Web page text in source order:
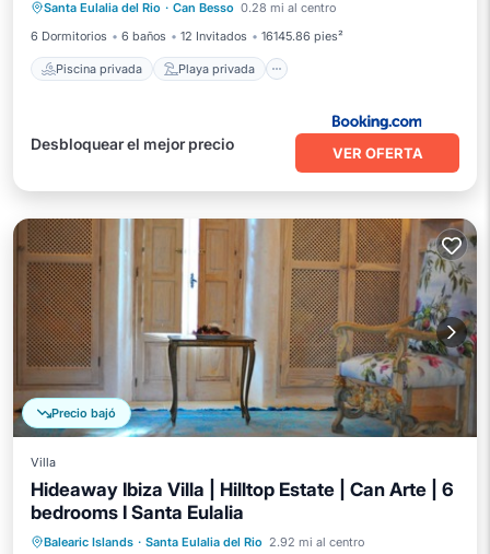
Santa Eulalia del Rio · Can Besso 0.28 mi al centro
6 Dormitorios
6 baños 12 Invitados 16145.86 pies²
Piscina privada Playa privada
Frente al mar
Bañera de hidromasaje
Desbloquear el mejor precio
VER OFERTA
Precio bajó
Villa
Hideaway Ibiza Villa | Hilltop Estate | Can Arte | 6
bedrooms I Santa Eulalia
Balearic Islands · Santa Eulalia del Rio 2.92 mi al centro
Piscina privada
Frente al mar
Bañera de hidromasaje
Aparcamiento